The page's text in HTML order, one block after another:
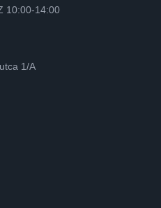
10:00-14:00
1/A